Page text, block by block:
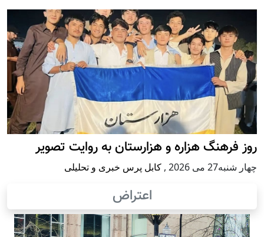
روز فرهنگ هزاره و هزارستان به روایت تصویر
چهار شنبه27 می 2026 , کابل پرس خبری و تحلیلی
اعتراض